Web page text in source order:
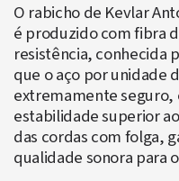
O rabicho de Kevlar
é produzido com fibra
resistência, conhecida
que o aço por unidade
extremamente seguro,
estabilidade superior
das cordas com folga,
qualidade sonora para